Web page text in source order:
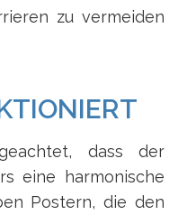
zu vermeiden
dass der
eine harmonische
Postern, die den